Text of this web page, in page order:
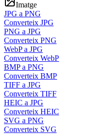
Imatge
JPG a PNG
Converteix JPG
PNG a JPG
Converteix PNG
WebP a JPG
Converteix WebP
BMP a PNG
Converteix BMP
TIFF a JPG
Converteix TIFF
HEIC a JPG
Converteix HEIC
SVG a PNG
Converteix SVG